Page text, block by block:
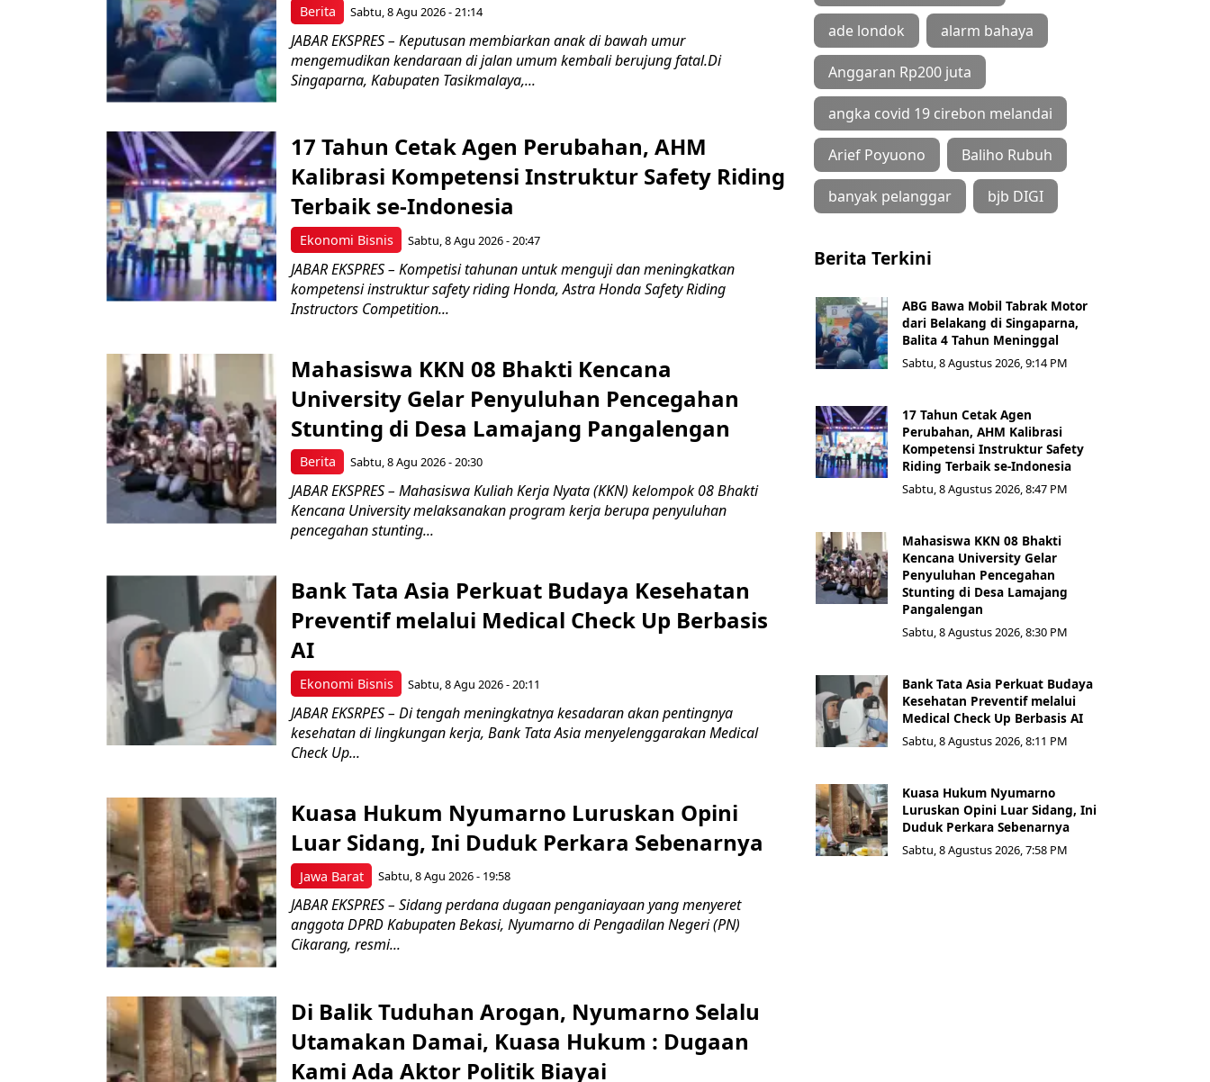
Berita Sabtu, 8 Agu 2026 - 21:14
JABAR EKSPRES – Keputusan membiarkan anak di bawah umur
mengemudikan kendaraan di jalan umum kembali berujung fatal.Di
Singaparna, Kabupaten Tasikmalaya,...
Ekonomi Bisnis
17 Tahun Cetak Agen Perubahan, AHM
Kalibrasi Kompetensi Instruktur Safety Riding
Terbaik se-Indonesia
Sabtu, 8 Agu 2026 - 20:47
JABAR EKSPRES – Kompetisi tahunan untuk menguji dan meningkatkan
kompetensi instruktur safety riding Honda, Astra Honda Safety Riding
Instructors Competition...
Berita
Mahasiswa KKN 08 Bhakti Kencana
University Gelar Penyuluhan Pencegahan
Stunting di Desa Lamajang Pangalengan
Sabtu, 8 Agu 2026 - 20:30
JABAR EKSPRES – Mahasiswa Kuliah Kerja Nyata (KKN) kelompok 08 Bhakti
Kencana University melaksanakan program kerja berupa penyuluhan
pencegahan stunting...
Ekonomi Bisnis
Bank Tata Asia Perkuat Budaya Kesehatan
Preventif melalui Medical Check Up Berbasis
AI
Sabtu, 8 Agu 2026 - 20:11
JABAR EKSRPES – Di tengah meningkatnya kesadaran akan pentingnya
kesehatan di lingkungan kerja, Bank Tata Asia menyelenggarakan Medical
Check Up...
Jawa Barat
Kuasa Hukum Nyumarno Luruskan Opini
Luar Sidang, Ini Duduk Perkara Sebenarnya ​
Sabtu, 8 Agu 2026 - 19:58
JABAR EKSPRES – Sidang perdana dugaan penganiayaan yang menyeret
anggota DPRD Kabupaten Bekasi, Nyumarno di Pengadilan Negeri (PN)
Cikarang, resmi...
Di Balik Tuduhan Arogan, Nyumarno Selalu
Utamakan Damai, Kuasa Hukum : Dugaan
Kami Ada Aktor Politik Biayai
ade londok alarm bahaya
Anggaran Rp200 juta
angka covid 19 cirebon melandai
Arief Poyuono Baliho Rubuh
banyak pelanggar bjb DIGI
Berita Terkini
ABG Bawa Mobil Tabrak Motor
dari Belakang di Singaparna,
Balita 4 Tahun Meninggal
Sabtu, 8 Agustus 2026, 9:14 PM
17 Tahun Cetak Agen
Perubahan, AHM Kalibrasi
Kompetensi Instruktur Safety
Riding Terbaik se-Indonesia
Sabtu, 8 Agustus 2026, 8:47 PM
Mahasiswa KKN 08 Bhakti
Kencana University Gelar
Penyuluhan Pencegahan
Stunting di Desa Lamajang
Pangalengan
Sabtu, 8 Agustus 2026, 8:30 PM
Bank Tata Asia Perkuat Budaya
Kesehatan Preventif melalui
Medical Check Up Berbasis AI
Sabtu, 8 Agustus 2026, 8:11 PM
Kuasa Hukum Nyumarno
Luruskan Opini Luar Sidang, Ini
Duduk Perkara Sebenarnya ​
Sabtu, 8 Agustus 2026, 7:58 PM